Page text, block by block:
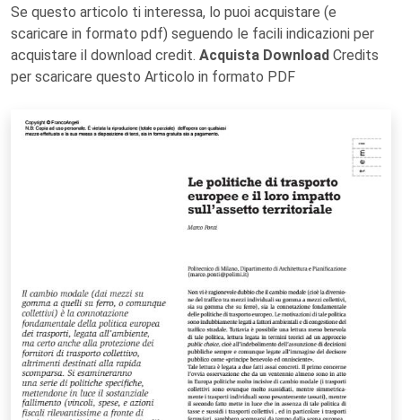
Se questo articolo ti interessa, lo puoi acquistare (e
scaricare in formato pdf) seguendo le facili indicazioni per
acquistare il download credit. Acquista Download Credits
per scaricare questo Articolo in formato PDF